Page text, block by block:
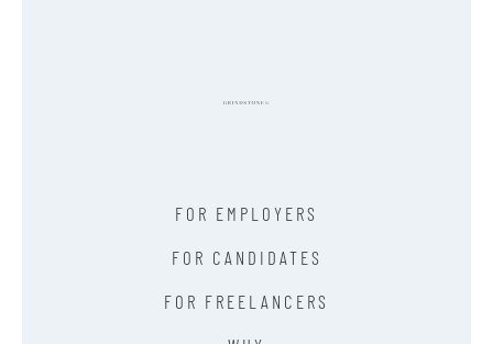
FOR EMPLOYERS
FOR CANDIDATES
FOR FREELANCERS